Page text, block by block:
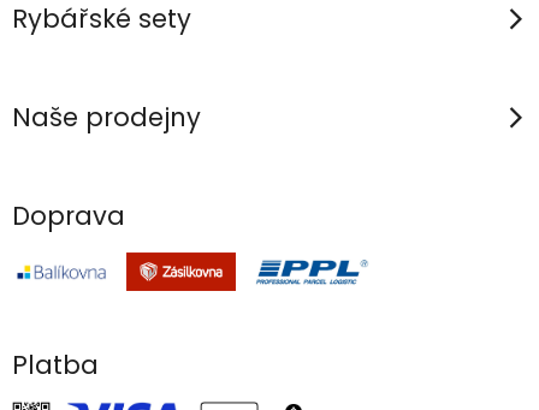
u
Rybářské sety
Naše prodejny
Doprava
Platba